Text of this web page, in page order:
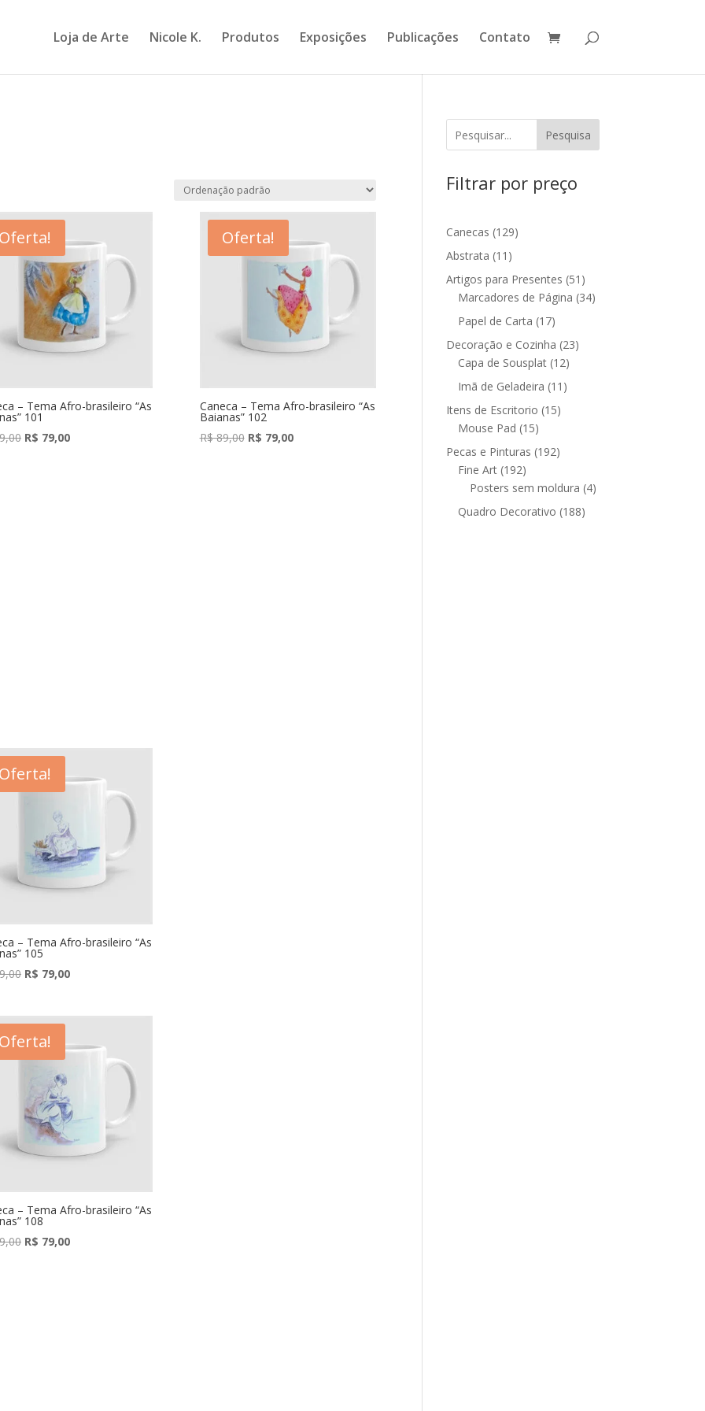
Loja de Arte Nicole K. Produtos Exposições Publicações Contato
Oferta!
– Tema Afro-brasileiro “As
101
O
R$ 79,00O
Oferta!
Caneca – Tema Afro-brasileiro “As
Baianas” 102
R$89,00 O
R$ 79,00O
Oferta!
– Tema Afro-brasileiro “As
105
O
era:
R$ 89,00.
R$ 79,00O
R$ 79,00.
Oferta!
– Tema Afro-brasileiro “As
108
O
R$ 79,00O
Pesquisa
Filtrar por preço
Canecas 129129
Abstrata 11 11
produtos
Artigos para Presentes 51 51
produtos
Marcadores de Página 3434
Papel de Carta 1717
produtos
Decoração e Cozinha 2323
Capa de Sousplat 1212
produtos
Imã de Geladeira 11 11
Itens de Escritorio 1515
Mouse Pad 1515
produtos
Pecas e Pinturas 192192
Fine Art 192192
produtos
Posters sem moldura 44
Quadro Decorativo 188188